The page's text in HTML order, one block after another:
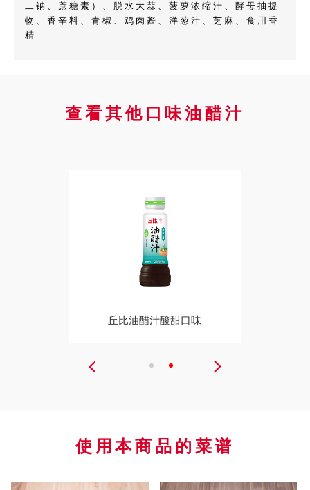
二钠、蔗糖素）、脱水大蒜、菠萝浓缩汁、酵母抽提
物、香辛料、青椒、鸡肉酱、洋葱汁、芝麻、食用香
精
查看其他口味油醋汁
丘比油醋汁酸甜口味
使用本商品的菜谱